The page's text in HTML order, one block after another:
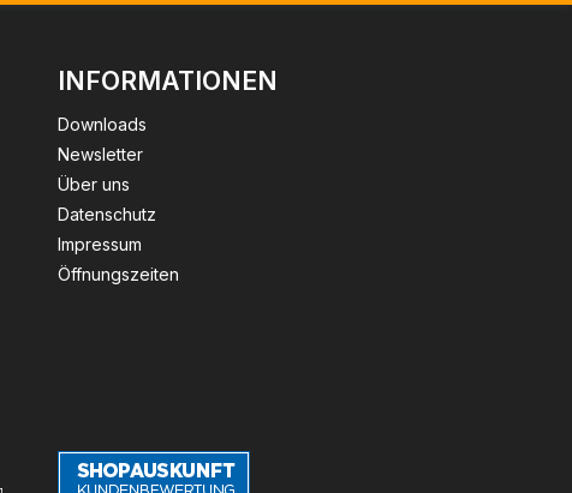
INFORMATIONEN
Downloads
Newsletter
Über uns
Datenschutz
Impressum
Öffnungszeiten